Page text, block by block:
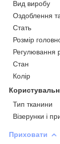
Вид виробу
Оздоблення
Стать
Розмір
Регулювання
Стан
Колір
Тип тканини
Візерунки і
Приховати